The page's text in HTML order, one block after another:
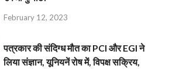
February 12, 2023
पत्रकार की संदिग्ध मौत का PCI और EGI ने
लिया संज्ञान, यूनियनें रोष में, विपक्ष सक्रिय,